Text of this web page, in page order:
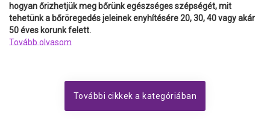
hogyan őrizhetjük meg bőrünk egészséges szépségét, mit
tehetünk a bőröregedés jeleinek enyhítésére 20, 30, 40 vagy akár
50 éves korunk felett.
Tovább olvasom
További cikkek a kategóriában